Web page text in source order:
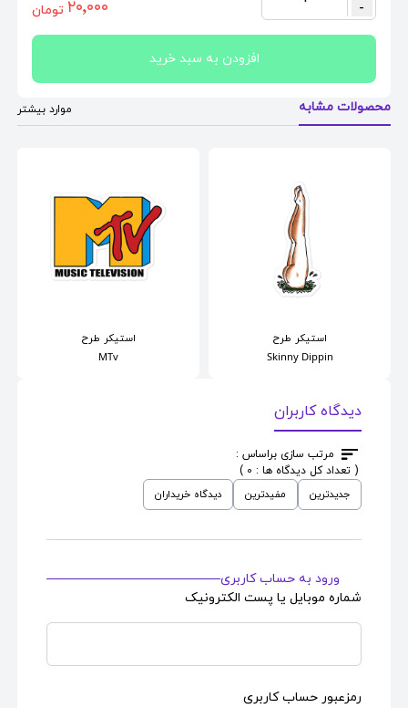
-
٢٠٬٠٠٠ تومان
افزودن به سبد خرید
محصولات مشابه موارد بیشتر
استیکر طرح
Skinny Dippin
استیکر طرح
MTv
دیدگاه کاربران
مرتب سازی براساس :
( تعداد کل دیدگاه ها : 0 )
جدیدترین
مفیدترین دیدگاه خریداران
ورود به حساب کاربری
شماره موبایل یا پست الکترونیک
رمزعبور حساب کاربری